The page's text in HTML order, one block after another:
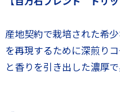
産地契約で栽培された希
を再現するために深煎り
と香りを引き出した濃厚